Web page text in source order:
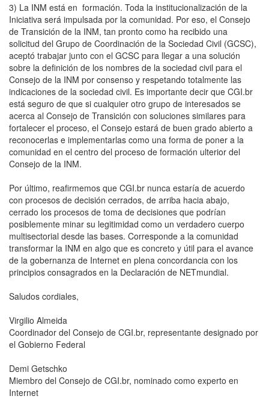
3) La INM está en formación. Toda la institucionalización de la
Iniciativa será impulsada por la comunidad. Por eso, el Consejo
de Transición de la INM, tan pronto como ha recibido una
solicitud del Grupo de Coordinación de la Sociedad Civil (GCSC),
aceptó trabajar junto con el GCSC para llegar a una solución
sobre la definición de los nombres de la sociedad civil para el
Consejo de la INM por consenso y respetando totalmente las
indicaciones de la sociedad civil. Es importante decir que CGI.br
está seguro de que si cualquier otro grupo de interesados se
acerca al Consejo de Transición con soluciones similares para
fortalecer el proceso, el Consejo estará de buen grado abierto a
reconocerlas e implementarlas como una forma de poner a la
comunidad en el centro del proceso de formación ulterior del
Consejo de la INM.
Por último, reafirmemos que CGI.br nunca estaría de acuerdo
con procesos de decisión cerrados, de arriba hacia abajo,
cerrado los procesos de toma de decisiones que podrían
posiblemente minar su legitimidad como un verdadero cuerpo
multisectorial desde las bases. Corresponde a la comunidad
transformar la INM en algo que es concreto y útil para el avance
de la gobernanza de Internet en plena concordancia con los
principios consagrados en la Declaración de NETmundial.
Saludos cordiales,
Virgilio Almeida
Coordinador del Consejo de CGI.br, representante designado por
el Gobierno Federal
Demi Getschko
Miembro del Consejo de CGI.br, nominado como experto en
Internet